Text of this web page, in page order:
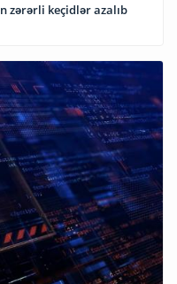
zərərli keçidlər azalıb